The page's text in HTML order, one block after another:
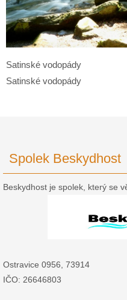
Satinské vodopády
Satinské vodopády
Spolek Beskydhost
Beskydhost je spolek, který se
Ostravice 0956, 73914
IČO: 26646803